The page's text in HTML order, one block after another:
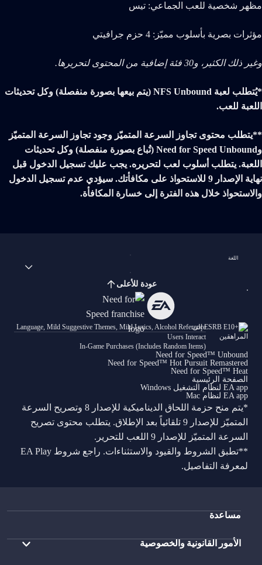
مظهر شخصية للعب الجماعي: تيس
مؤثرات بصرية بأسلوب مميّز: 4 حزم جرافيتي
وغير ذلك الكثير، و30 فئة إضافية من المحتوى لتحريرها.
*يُتطلب لعبة NFS Unbound (يتم بيعها بصورة منفصلة) وكل تحديثات
اللعبة للعب.
**يتطلب محتوى تجاوز السرعة المتميّز وجود تجاوز السرعة المتميّز
وNeed for Speed Unbound (تُباع بصورة منفصلة) وكل تحديثات
اللعبة. يتطلب أسلوب لعب لتحريره. يجب عليك تسجيل الدخول قبل
نهاية الإصدار 9 للاستحواذ على مكافأتك. سيؤدي عدم تسجيل الدخول
والاستحواذ خلال هذه الفترة إلى خسارة المكافأة.
اللغة
عودة للأعلى
Language, Mild Suggestive Themes, Mild Lyrics, Alcohol Reference
Users Interact
In-Game Purchases (Includes Random Items)
Need for Speed™ Unbound
Need for Speed™ Hot Pursuit Remastered
Need for Speed™ Heat
الصفحة الرئيسية
EA app لنظام التشغيل Windows
EA app لنظام Mac
*يتم منح حزمة اللحاق الديناميكية للإصدار 8 وتصريح السرعة
المتميّز للإصدار 9 تلقائياً بعد الإطلاق. يتطلب محتوى تصريح
السرعة المتميّز للإصدار 9 اللعب للتحرير.
**تطبق الشروط والقيود والاستثناءات. راجع شروط EA Play
لمعرفة التفاصيل.
مساعدة
الأمور القانونية والخصوصية